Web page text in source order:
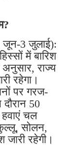
जून-3 जुलाई):
में बारिश
राज्य
रहेगा।
पर गरज-
50
चल
सोलन,
रहेगी।